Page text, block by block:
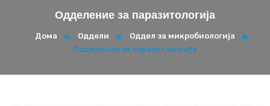
Одделение за паразитологија
Дома Оддели
Оддел за микробиологија
Одделение за паразитологија